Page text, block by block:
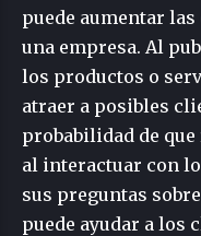
puede aumentar
una empresa. Al
los productos o
atraer a posibles
probabilidad de
al interactuar con
sus preguntas
puede ayudar a los